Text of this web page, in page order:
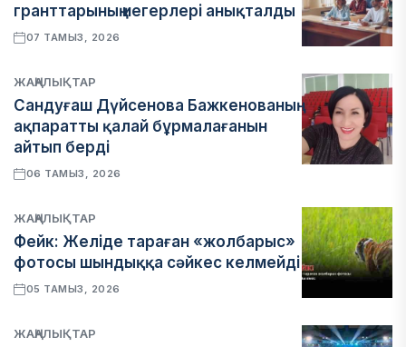
гранттарының иегерлері анықталды
07 ТАМЫЗ, 2026
ЖАҢАЛЫҚТАР
Сандуғаш Дүйсенова Бажкенованың
ақпаратты қалай бұрмалағанын
айтып берді
06 ТАМЫЗ, 2026
ЖАҢАЛЫҚТАР
Фейк: Желіде тараған «жолбарыс»
фотосы шындыққа сәйкес келмейді
05 ТАМЫЗ, 2026
ЖАҢАЛЫҚТАР